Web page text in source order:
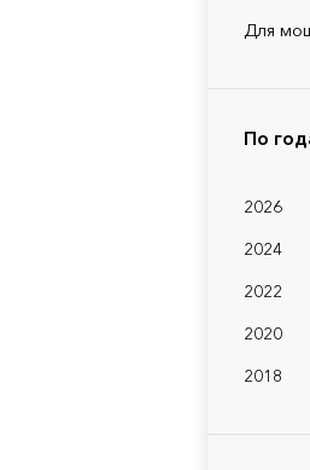
Для
По
2026
2024
2022
2020
2018